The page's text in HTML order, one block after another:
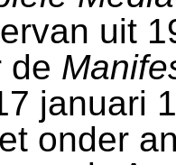
uit
de
januari
onder